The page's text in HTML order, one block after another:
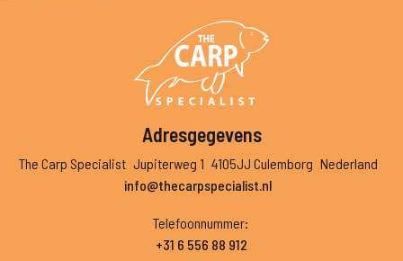
Adresgegevens
The Carp Specialist Jupiterweg 1 4105JJ Culemborg Nederland
info@thecarpspecialist.nl
Telefoonnummer:
+31 6 556 88 912